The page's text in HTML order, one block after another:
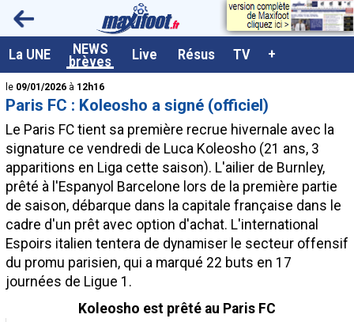
La UNE NEWS
brèves Live Résus TV +
<
le 09/01/2026 à 12h16
Paris FC : Koleosho a signé (officiel)
Le Paris FC tient sa première recrue hivernale avec la
signature ce vendredi de Luca Koleosho (21 ans, 3
apparitions en Liga cette saison). L'ailier de Burnley,
prêté à l'Espanyol Barcelone lors de la première partie
de saison, débarque dans la capitale française dans le
cadre d'un prêt avec option d'achat. L'international
Espoirs italien tentera de dynamiser le secteur offensif
du promu parisien, qui a marqué 22 buts en 17
journées de Ligue 1.
Koleosho est prêté au Paris FC
A la UNE
Dernières brèves
Live / Matchs en direct
Résultats et Classements
Class. buteurs européens
Programme TV foot
Vidéos
Sondages
Tableau transferts L1
Taille de la police